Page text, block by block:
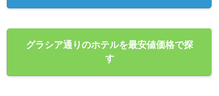
グラシア通りのホテルを最安値価格で探
す